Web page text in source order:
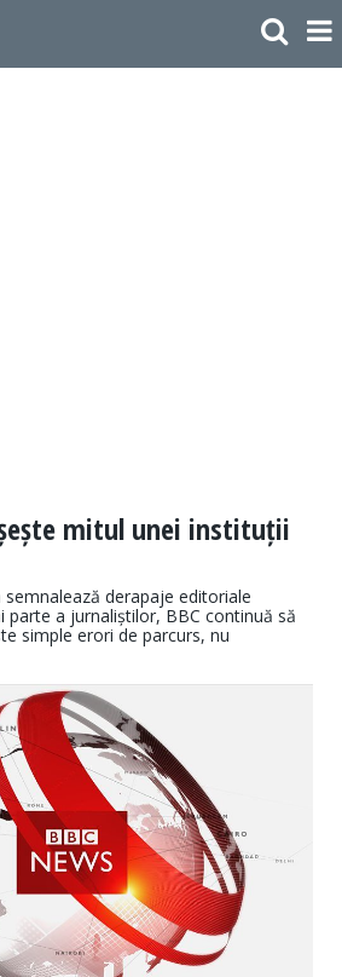
mitul unei instituții
derapaje editoriale
parte a jurnaliștilor, BBC continuă să
simple erori de parcurs, nu